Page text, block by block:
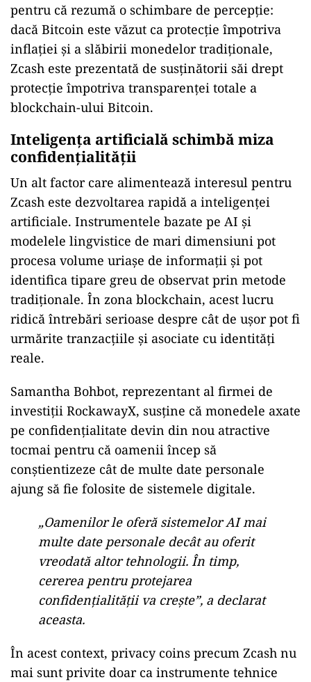
pentru că rezumă o schimbare de percepție:
dacă Bitcoin este văzut ca protecție împotriva
inflației și a slăbirii monedelor tradiționale,
Zcash este prezentată de susținătorii săi drept
protecție împotriva transparenței totale a
blockchain-ului Bitcoin.
Inteligența artificială schimbă miza
confidențialității
Un alt factor care alimentează interesul pentru
Zcash este dezvoltarea rapidă a inteligenței
artificiale. Instrumentele bazate pe AI și
modelele lingvistice de mari dimensiuni pot
procesa volume uriașe de informații și pot
identifica tipare greu de observat prin metode
tradiționale. În zona blockchain, acest lucru
ridică întrebări serioase despre cât de ușor pot fi
urmărite tranzacțiile și asociate cu identități
reale.
Samantha Bohbot, reprezentant al firmei de
investiții RockawayX, susține că monedele axate
pe confidențialitate devin din nou atractive
tocmai pentru că oamenii încep să
conștientizeze cât de multe date personale
ajung să fie folosite de sistemele digitale.
„Oamenilor le oferă sistemelor AI mai
multe date personale decât au oferit
vreodată altor tehnologii. În timp,
cererea pentru protejarea
confidențialității va crește”, a declarat
aceasta.
În acest context, privacy coins precum Zcash nu
mai sunt privite doar ca instrumente tehnice